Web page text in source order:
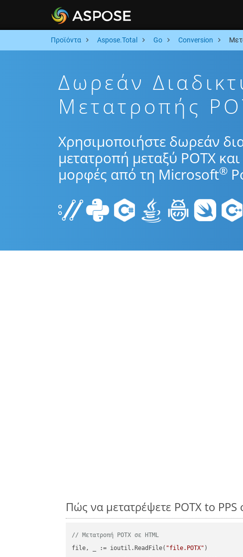
Προϊόντα Aspose.Total Go Conversion
Δωρεάν
Μετατροπής
Χρησιμοποιήστε δωρεάν
μετατροπή μεταξύ POTX
μορφές από τη Microsoft®
Πώς να μετατρέψετε POTX to
// Μετατροπή POTX σε HTML
file, _ := ioutil.ReadFile( "file.POTX" )